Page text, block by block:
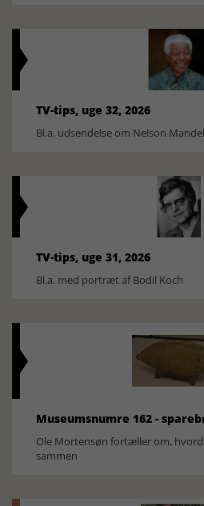
TV-tips, uge 32, 2026
Bl.a. udsendelse om Nelson
TV-tips, uge 31, 2026
Bl.a. med portræt af Bodil Koch
Museumsnumre 162 -
Ole Mortensøn fortæller om,
sammen